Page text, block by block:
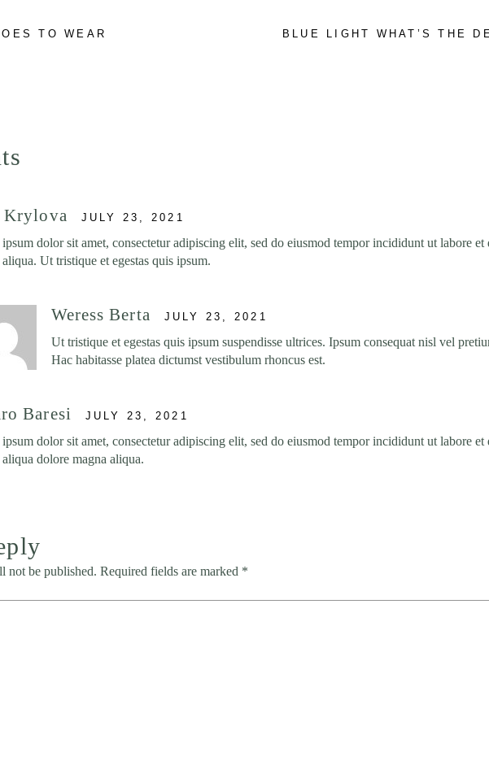
TO WEAR BLUE LIGHT WHAT’S THE
Krylova JULY 23, 2021
dolor sit amet, consectetur adipiscing elit, sed do eiusmod tempor incididunt ut labore et
Ut tristique et egestas quis ipsum.
Weress Berta JULY 23, 2021
Ut tristique et egestas quis ipsum suspendisse ultrices. Ipsum consequat nisl vel
Hac habitasse platea dictumst vestibulum rhoncus est.
Baresi JULY 23, 2021
dolor sit amet, consectetur adipiscing elit, sed do eiusmod tempor incididunt ut labore et
aliqua dolore magna aliqua.
not be published. Required fields are marked *